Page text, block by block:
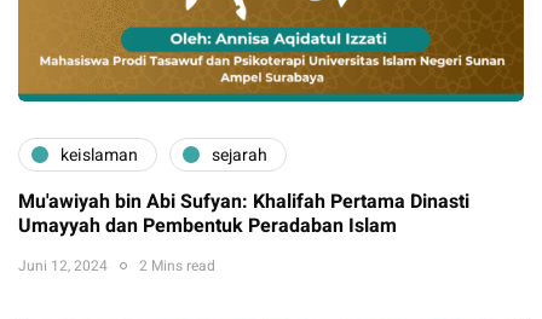
keislaman sejarah
Mu'awiyah bin Abi Sufyan: Khalifah Pertama Dinasti
Umayyah dan Pembentuk Peradaban Islam
Juni 12, 2024 2 Mins read